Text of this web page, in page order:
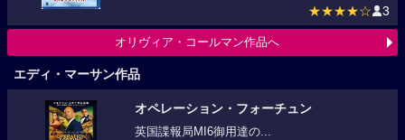
★★★★☆ 3
オリヴィア・コールマン作品へ
エディ・マーサン作品
オペレーション・フォーチュン
英国諜報局MI6御用達の...